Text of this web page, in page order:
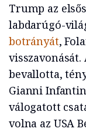
Trump az
labdarúgó-
botrányát,
bevallotta,
Gianni
válogatott
volna az USA